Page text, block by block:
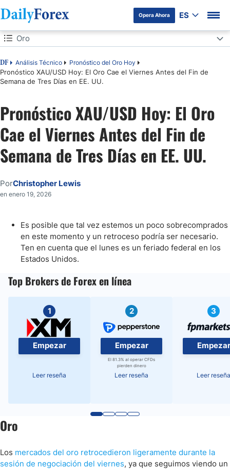
Opera Ahora ES
Tabla de contenidos
DF Análisis Técnico Pronóstico del Oro Hoy
Pronóstico XAU/USD Hoy: El Oro Cae el Viernes Antes del Fin de
Semana de Tres Días en EE. UU.
Oro
Oro
Preocupaciones Geopolíticas y Análisis Técnico
Pronóstico XAU/USD Hoy: El Oro
Cae el Viernes Antes del Fin de
Semana de Tres Días en EE. UU.
PorChristopher Lewis
en enero 19, 2026
Es posible que tal vez estemos un poco sobrecomprados
en este momento y un retroceso podría ser necesario.
Ten en cuenta que el lunes es un feriado federal en los
Estados Unidos.
Top Brokers de Forex en línea
1
Empezar
Leer reseña
2
Empezar
El 81.3% al operar CFDs
pierden dinero
Leer reseña
3
Empezar
Leer reseña
Oro
Los mercados del oro retrocedieron ligeramente durante la
sesión de negociación del viernes, ya que seguimos viendo un